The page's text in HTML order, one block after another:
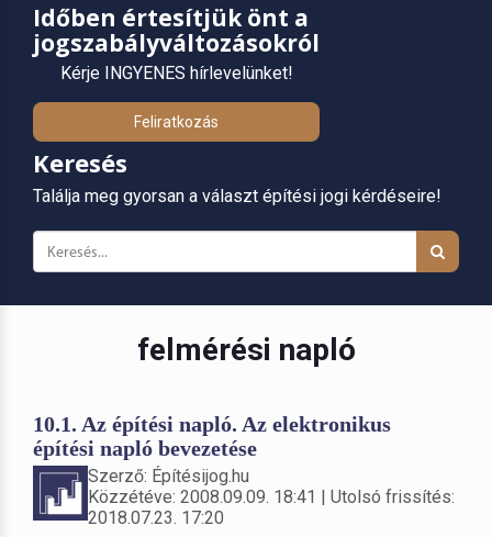
Időben értesítjük önt a
jogszabályváltozásokról
Kérje INGYENES hírlevelünket!
Feliratkozás
Keresés
Találja meg gyorsan a választ építési jogi kérdéseire!
felmérési napló
10.1. Az építési napló. Az elektronikus
építési napló bevezetése
Szerző: Építésijog.hu
Közzétéve: 2008.09.09. 18:41 | Utolsó frissítés:
2018.07.23. 17:20